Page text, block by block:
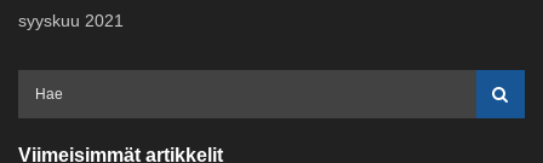
syyskuu 2021
Viimeisimmät artikkelit